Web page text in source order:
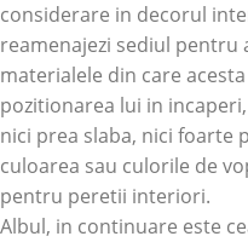
considerare in decorul
reamenajezi sediul pentru
materialele din care
pozitionarea lui in
nici prea slaba, nici foarte
culoarea sau culorile de
pentru peretii interiori.
Albul, in continuare este